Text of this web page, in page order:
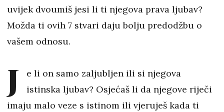
uvijek dvoumiš jesi li ti njegova prava ljubav?
Možda ti ovih 7 stvari daju bolju predodžbu o
vašem odnosu.
J
e li on samo zaljubljen ili si njegova
istinska ljubav? Osjećaš li da njegove riječi
imaju malo veze s istinom ili vjeruješ kada ti